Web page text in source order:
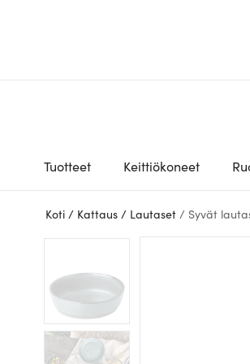
Tuotteet Keittiökoneet
Koti / Kattaus / Lautaset / Syvät